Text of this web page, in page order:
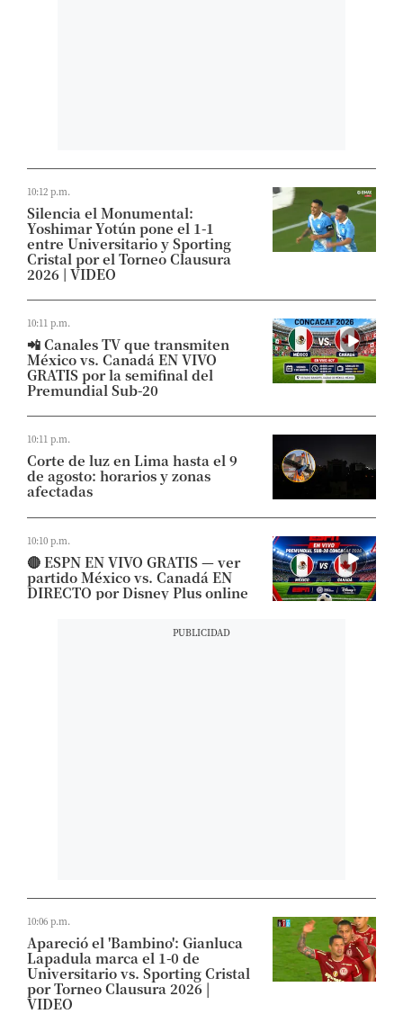
10:12 p.m.
Silencia el Monumental:
Yoshimar Yotún pone el 1-1
entre Universitario y Sporting
Cristal por el Torneo Clausura
2026 | VIDEO
10:11 p.m.
📲 Canales TV que transmiten
México vs. Canadá EN VIVO
GRATIS por la semifinal del
Premundial Sub-20
10:11 p.m.
Corte de luz en Lima hasta el 9
de agosto: horarios y zonas
afectadas
10:10 p.m.
🔴 ESPN EN VIVO GRATIS — ver
partido México vs. Canadá EN
DIRECTO por Disney Plus online
10:06 p.m.
Apareció el 'Bambino': Gianluca
Lapadula marca el 1-0 de
Universitario vs. Sporting Cristal
por Torneo Clausura 2026 |
VIDEO